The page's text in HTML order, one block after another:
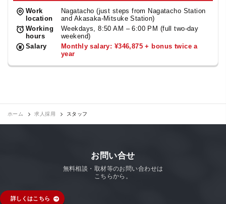
Work
location
Nagatacho (just steps from Nagatacho Station
and Akasaka-Mitsuke Station)
Working
hours
Weekdays, 8:50 AM – 6:00 PM (full two-day
weekend)
Salary
Monthly salary: ¥346,875 + bonus twice a
year
ホーム 求人採用 スタッフ
お問い合せ
無料相談・取材等のお問い合わせは
こちらから。
詳しくはこちら